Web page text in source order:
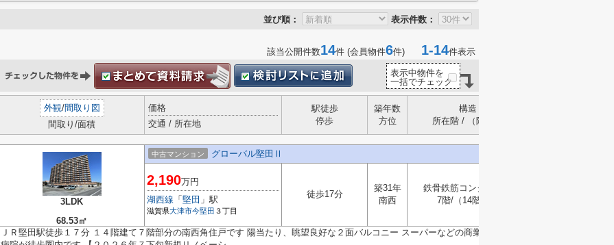
並び順： 表示件数：
該当公開件数14件 (会員物件6件) 1-14件表示
表示中物件を
一括でチェック
外観/間取り図
間取り/面積
価格
交通 / 所在地
駅徒歩
停歩
築年数
方位
構造
所在階 / （階建）
3LDK
68.53㎡
中古マンション グローバル堅田Ⅱ
2,190万円
湖西線 「 堅田 」駅
滋賀県大津市今堅田 ３丁目
徒歩17分
築31年
南西
鉄骨鉄筋コンクリート
7階/（14階建）
ＪＲ堅田駅徒歩１７分 １４階建て７階部分の南西角住戸です 陽当たり、眺望良好な２面バルコニー スーパーなどの商業施設、総合